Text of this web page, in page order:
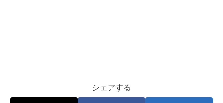
シェアする